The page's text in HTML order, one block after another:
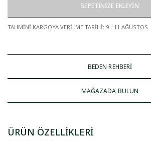
SEPETİNİZE EKLEYİN
TAHMİNİ KARGOYA VERİLME TARİHİ: 9 - 11 AĞUSTOS
BEDEN REHBERİ
MAĞAZADA BULUN
ÜRÜN ÖZELLİKLERİ